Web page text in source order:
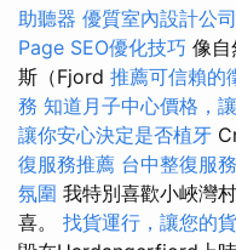
助聽器 優質室內設計公
Page SEO優化技巧 像自
斯（Fjord 推薦可信賴的
務 知道月子中心價格，
讓你安心決定是否植牙
復服務推薦 台中整復服
氛圍 我特別喜歡小峽灣
喜。 找貨運行，讓您的